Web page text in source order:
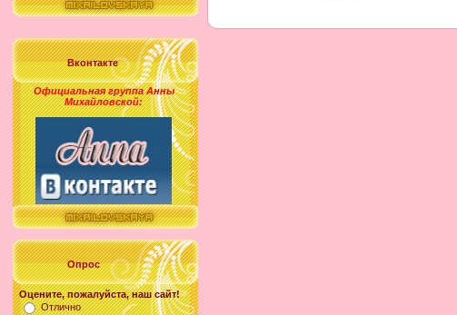
Вконтакте
Официальная группа Анны
Михайловской:
Опрос
Оцените, пожалуйста, наш сайт!
Отлично